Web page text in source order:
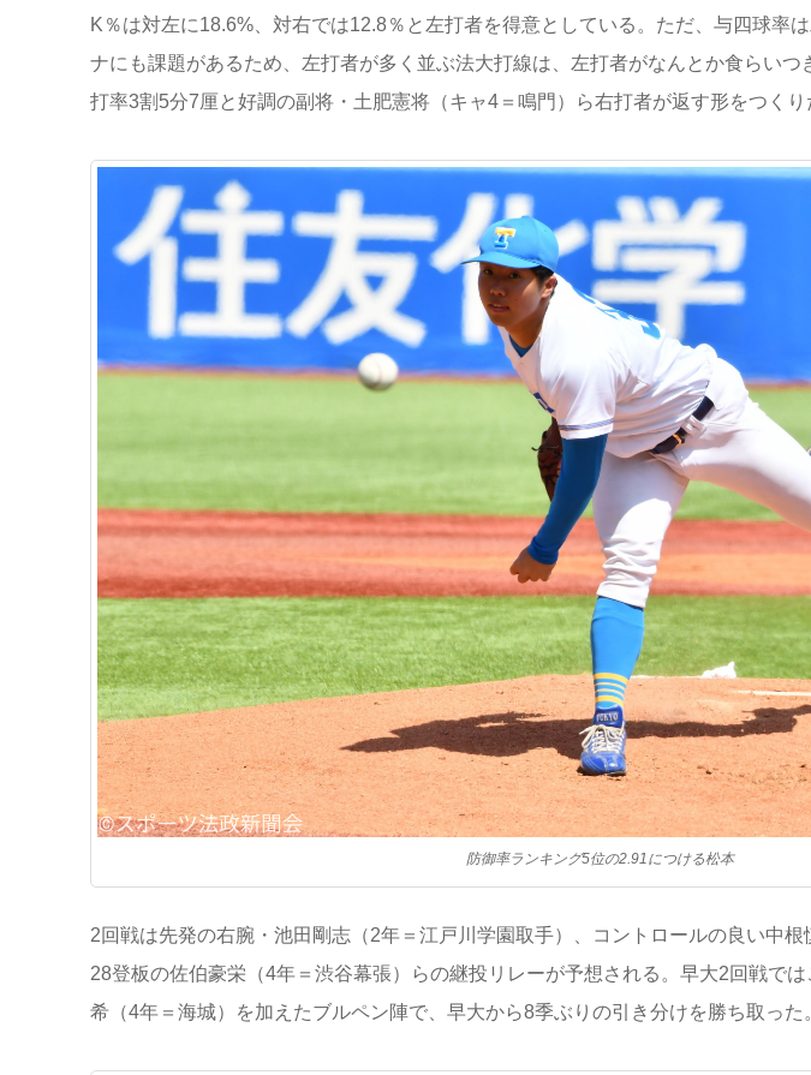
K％は対左に18.6%、対右では12.8％と左打者を得意としている。ただ、与四球率
ナにも課題があるため、左打者が多く並ぶ法大打線は、左打者がなんとか食らい
打率3割5分7厘と好調の副将・土肥憲将（キャ4＝鳴門）ら右打者が返す形をつくり
防御率ランキング5位の2.91につける松本
2回戦は先発の右腕・池田剛志（2年＝江戸川学園取手）、コントロールの良い中
28登板の佐伯豪栄（4年＝渋谷幕張）らの継投リレーが予想される。早大2回戦で
希（4年＝海城）を加えたブルペン陣で、早大から8季ぶりの引き分けを勝ち取った